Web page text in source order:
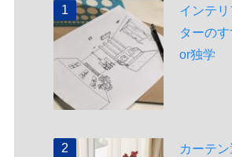
インテ
ターの
or独学
カーテ